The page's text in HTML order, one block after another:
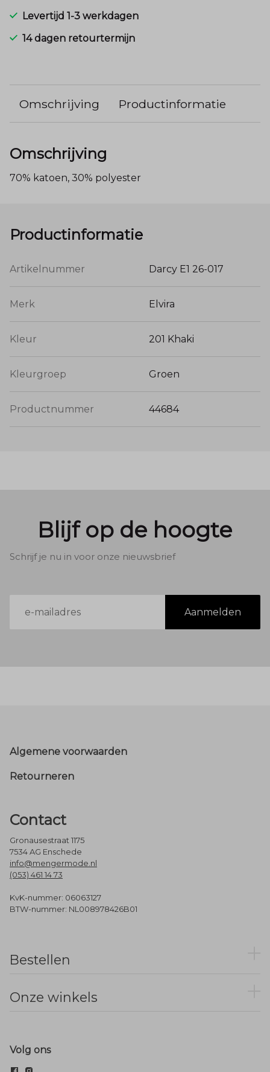
Levertijd 1-3 werkdagen
14 dagen retourtermijn
Omschrijving Productinformatie
Omschrijving
70% katoen, 30% polyester
Productinformatie
Artikelnummer Darcy E1 26-017
Merk Elvira
Kleur 201 Khaki
Kleurgroep Groen
Productnummer 44684
Blijf op de hoogte
Schrijf je nu in voor onze nieuwsbrief
mailadres
Aanmelden
Footer
Algemene voorwaarden
Retourneren
Contact
Gronausestraat 1175
7534 AG Enschede
info@mengermode.nl
(053) 461 14 73
KvK-nummer: 06063127
BTW-nummer: NL008978426B01
Bestellen
Onze winkels
Volg ons